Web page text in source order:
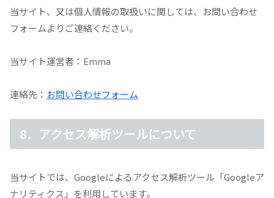
当サイト、又は個人情報の取扱いに関しては、お問い合わせ
フォームよりご連絡ください。
当サイト運営者：Emma
連絡先： お問い合わせフォーム
8．アクセス解析ツールについて
当サイトでは、Googleによるアクセス解析ツール「Googleア
ナリティクス」を利用しています。